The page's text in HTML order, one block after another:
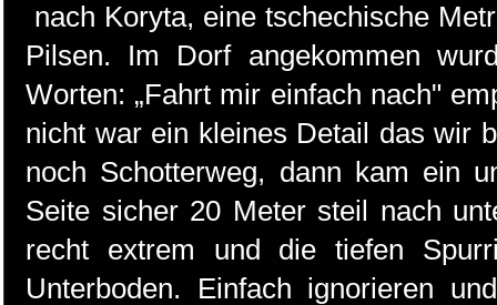
nach Koryta, eine tschechische
Pilsen. Im Dorf angekommen
Worten: „Fahrt mir einfach nach"
nicht war ein kleines Detail das wir
noch Schotterweg, dann kam ein
Seite sicher 20 Meter steil nach
recht extrem und die tiefen
Unterboden. Einfach ignorieren